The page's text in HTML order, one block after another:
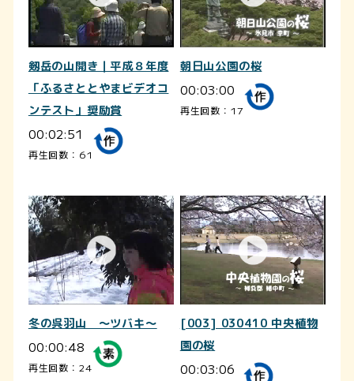
剱岳の山開き｜平成８年度
「ふるさととやまビデオコ
ンテスト」奨励賞
00:02:51
再生回数：61
朝日山公園の桜
00:03:00
再生回数：17
冬の呉羽山 ～ツバキ～
00:00:48
再生回数：24
[003] 030410 中央植物
園の桜
00:03:06